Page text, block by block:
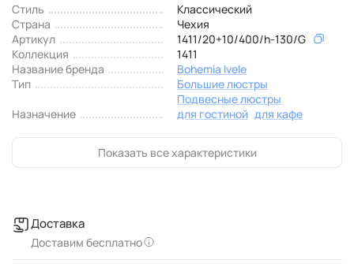
Стиль
Классический
Страна
Чехия
Артикул
1411/20+10/400/h-130/G
Коллекция
1411
Название бренда
Bohemia Ivele
Тип
Большие люстры
Подвесные люстры
Назначение
для гостиной для кафе
Показать все характеристики
Доставка
Доставим бесплатно